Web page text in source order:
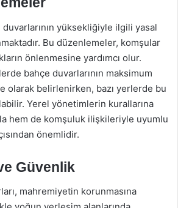
yüksekliğiyle ilgili yasal
Bu düzenlemeler, komşular
önlenmesine yardımcı olur.
bahçe duvarlarının maksimum
olarak belirlenirken, bazı yerlerde bu
Yerel yönetimlerin kurallarına
hem de komşuluk ilişkileriyle uyumlu
önemlidir.
Güvenlik
mahremiyetin korunmasına